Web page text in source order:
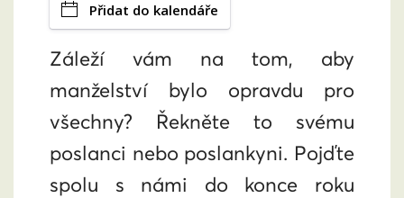
Přidat do kalendáře
Záleží vám na tom, aby
manželství bylo opravdu pro
všechny? Řekněte to svému
poslanci nebo poslankyni. Pojďte
spolu s námi do konce roku